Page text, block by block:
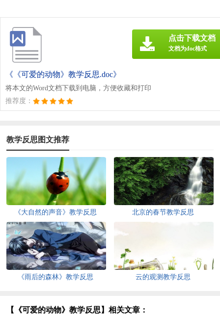
《《可爱的动物》教学反思.doc》
将本文的Word文档下载到电脑，方便收藏和打印
推荐度：
点击下载文档
文档为doc格式
教学反思图文推荐
《大自然的声音》教学反思 北京的春节教学反思
《雨后的森林》教学反思 云的观测教学反思
【《可爱的动物》教学反思】相关文章：